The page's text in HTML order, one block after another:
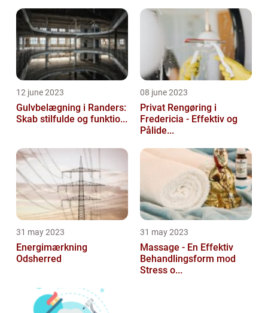
12 june 2023
Gulvbelægning i Randers:
Skab stilfulde og funktio...
08 june 2023
Privat Rengøring i
Fredericia - Effektiv og
Pålide...
31 may 2023
Energimærkning
Odsherred
31 may 2023
Massage - En Effektiv
Behandlingsform mod
Stress o...